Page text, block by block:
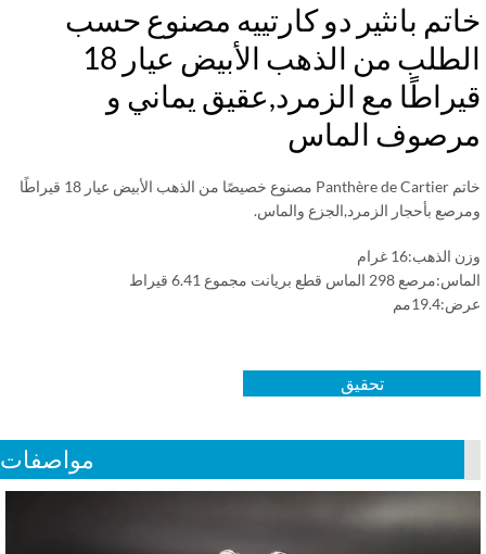
بانثير دو كارتييه مصنوع حسب
الطلب من الذهب الأبيض عيار 18
مع الزمرد,عقيق يماني و
الماس
خاتم Panthère de Cartier مصنوع خصيصًا من الذهب الأبيض عيار 18 قيراطًا
بأحجار الزمرد,الجزع والماس.
الذهب:16 غرام
298 الماس قطع بريانت مجموع 6.41 قيراط
تحقيق
مواصفات